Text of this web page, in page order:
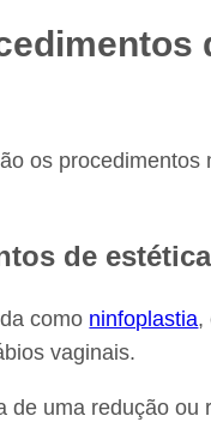
os
de
como ninfoplastia,
vaginais.
de uma redução ou